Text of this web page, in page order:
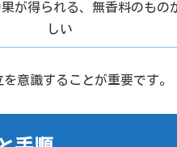
が得られる、無香料のもの
しい
意識することが重要です。